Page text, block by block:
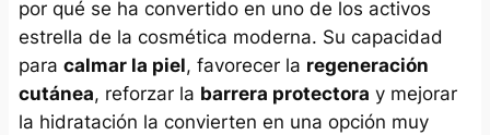
por qué se ha convertido en uno de los activos
estrella de la cosmética moderna. Su capacidad
para calmar la piel, favorecer la regeneración
cutánea, reforzar la barrera protectora y mejorar
la hidratación la convierten en una opción muy